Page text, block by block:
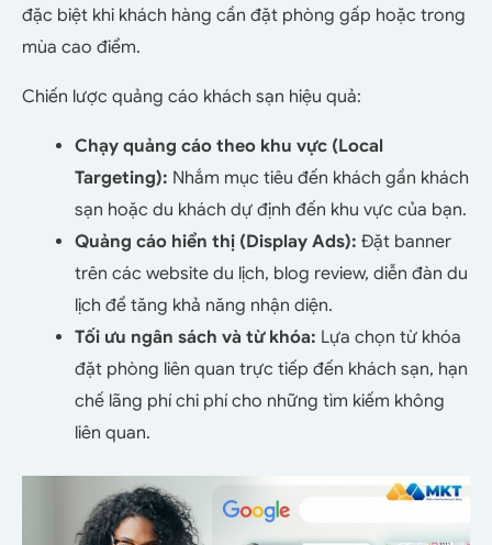
đặc biệt khi khách hàng cần đặt phòng gấp hoặc trong
mùa cao điểm.
Chiến lược quảng cáo khách sạn hiệu quả:
Chạy quảng cáo theo khu vực (Local
Targeting): Nhắm mục tiêu đến khách gần khách
sạn hoặc du khách dự định đến khu vực của bạn.
Quảng cáo hiển thị (Display Ads): Đặt banner
trên các website du lịch, blog review, diễn đàn du
lịch để tăng khả năng nhận diện.
Tối ưu ngân sách và từ khóa: Lựa chọn từ khóa
đặt phòng liên quan trực tiếp đến khách sạn, hạn
chế lãng phí chi phí cho những tìm kiếm không
liên quan.